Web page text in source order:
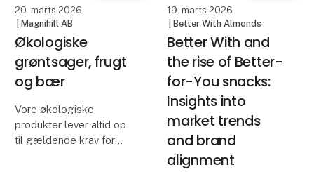
20. marts 2026
| Magnihill AB
Økologiske
grøntsager, frugt
og bær
Vore økologiske
produkter lever altid op
til gældende krav for
19. marts 2026
| Better With Almonds
Better With and
the rise of Better-
for-You snacks:
Insights into
market trends
and brand
alignment